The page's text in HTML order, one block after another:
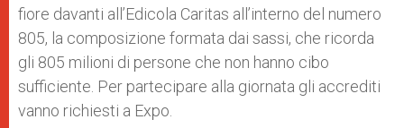
fiore davanti all’Edicola Caritas all’interno del numero
805, la composizione formata dai sassi, che ricorda
gli 805 milioni di persone che non hanno cibo
sufficiente. Per partecipare alla giornata gli accrediti
vanno richiesti a Expo.